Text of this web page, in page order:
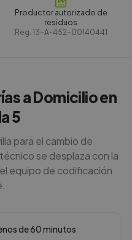
Productor autorizado de
residuos
Reg. 13-A-452-00140441
a Domicilio en
5
para el cambio de
se desplaza con la
equipo de codificación
de 60 minutos